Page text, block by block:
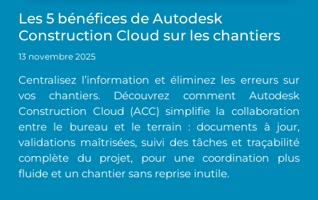
Les 5 bénéfices de Autodesk
Construction Cloud sur les chantiers
13 novembre 2025
Centralisez l’information et éliminez les erreurs sur
vos chantiers. Découvrez comment Autodesk
Construction Cloud (ACC) simplifie la collaboration
entre le bureau et le terrain : documents à jour,
validations maîtrisées, suivi des tâches et traçabilité
complète du projet, pour une coordination plus
fluide et un chantier sans reprise inutile.